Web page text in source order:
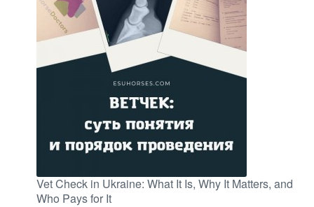
Vet Check in Ukraine: What It Is, Why It Matters, and
Who Pays for It